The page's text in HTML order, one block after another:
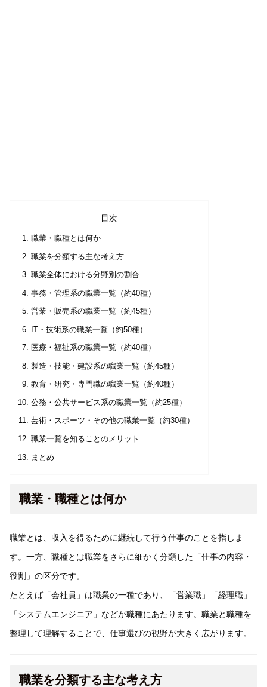
目次
職業・職種とは何か
職業を分類する主な考え方
職業全体における分野別の割合
事務・管理系の職業一覧（約40種）
営業・販売系の職業一覧（約45種）
IT・技術系の職業一覧（約50種）
医療・福祉系の職業一覧（約40種）
製造・技能・建設系の職業一覧（約45種）
教育・研究・専門職の職業一覧（約40種）
公務・公共サービス系の職業一覧（約25種）
芸術・スポーツ・その他の職業一覧（約30種）
職業一覧を知ることのメリット
まとめ
職業・職種とは何か
職業とは、収入を得るために継続して行う仕事のことを指しま
す。一方、職種とは職業をさらに細かく分類した「仕事の内容・
役割」の区分です。
たとえば「会社員」は職業の一種であり、「営業職」「経理職」
「システムエンジニア」などが職種にあたります。職業と職種を
整理して理解することで、仕事選びの視野が大きく広がります。
職業を分類する主な考え方